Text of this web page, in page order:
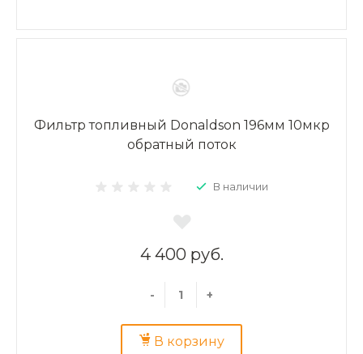
Фильтр топливный Donaldson 196мм 10мкр
обратный поток
В наличии
4 400 руб.
- +
В корзину